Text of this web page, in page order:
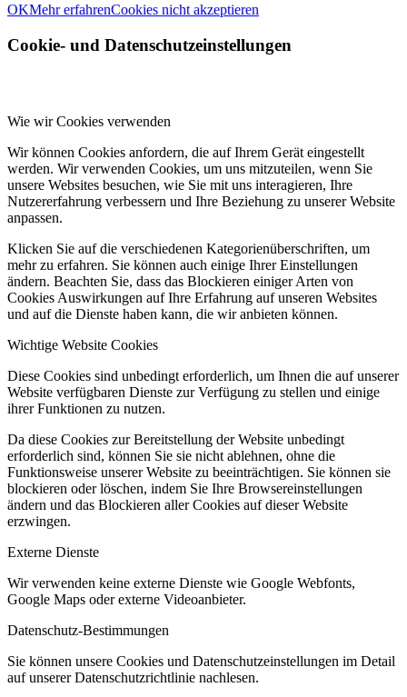
OKMehr erfahrenCookies nicht akzeptieren
Cookie- und Datenschutzeinstellungen
Wie wir Cookies verwenden
Wir können Cookies anfordern, die auf Ihrem Gerät eingestellt
werden. Wir verwenden Cookies, um uns mitzuteilen, wenn Sie
unsere Websites besuchen, wie Sie mit uns interagieren, Ihre
Nutzererfahrung verbessern und Ihre Beziehung zu unserer Website
anpassen.
Klicken Sie auf die verschiedenen Kategorienüberschriften, um
mehr zu erfahren. Sie können auch einige Ihrer Einstellungen
ändern. Beachten Sie, dass das Blockieren einiger Arten von
Cookies Auswirkungen auf Ihre Erfahrung auf unseren Websites
und auf die Dienste haben kann, die wir anbieten können.
Wichtige Website Cookies
Diese Cookies sind unbedingt erforderlich, um Ihnen die auf unserer
Website verfügbaren Dienste zur Verfügung zu stellen und einige
ihrer Funktionen zu nutzen.
Da diese Cookies zur Bereitstellung der Website unbedingt
erforderlich sind, können Sie sie nicht ablehnen, ohne die
Funktionsweise unserer Website zu beeinträchtigen. Sie können sie
blockieren oder löschen, indem Sie Ihre Browsereinstellungen
ändern und das Blockieren aller Cookies auf dieser Website
erzwingen.
Externe Dienste
Wir verwenden keine externe Dienste wie Google Webfonts,
Google Maps oder externe Videoanbieter.
Datenschutz-Bestimmungen
Sie können unsere Cookies und Datenschutzeinstellungen im Detail
auf unserer Datenschutzrichtlinie nachlesen.